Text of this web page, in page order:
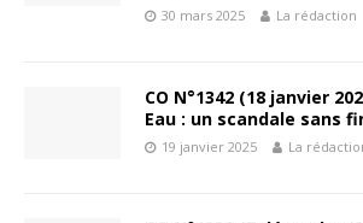
30 mars 2025 La rédaction
CO N°1342 (18 janvier
Eau : un scandale sans
19 janvier 2025 La